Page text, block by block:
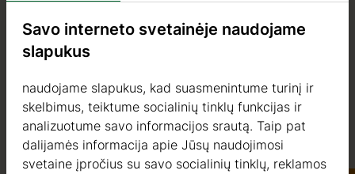
Savo interneto svetainėje naudojame
slapukus
naudojame slapukus, kad suasmenintume turinį ir
skelbimus, teiktume socialinių tinklų funkcijas ir
analizuotume savo informacijos srautą. Taip pat
dalijamės informacija apie Jūsų naudojimosi
svetaine įpročius su savo socialinių tinklų, reklamos